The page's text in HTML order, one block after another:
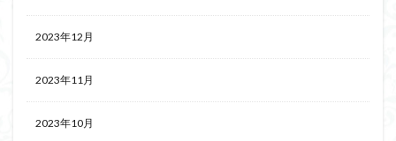
2023年12月
2023年11月
2023年10月